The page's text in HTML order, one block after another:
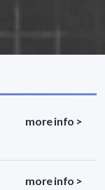
more info >
more info >